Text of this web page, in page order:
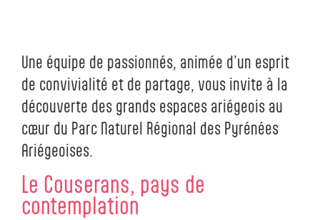
Le Couserans, pays de
contemplation
Une équipe de passionnés, animée d’un esprit
de convivialité et de partage, vous invite à la
découverte des grands espaces ariégeois au
cœur du Parc Naturel Régional des Pyrénées
Ariégeoises.